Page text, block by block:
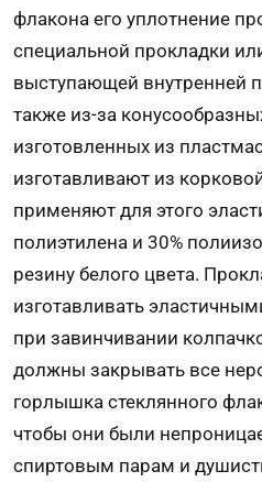
флакона его уплотнение
специальной прокладки
выступающей внутренней
также из-за
изготовленных из
изготавливают из
применяют для этого
полиэтилена и 30%
резину белого цвета.
изготавливать
при завинчивании
должны закрывать все
горлышка стеклянного
чтобы они были
спиртовым парам и